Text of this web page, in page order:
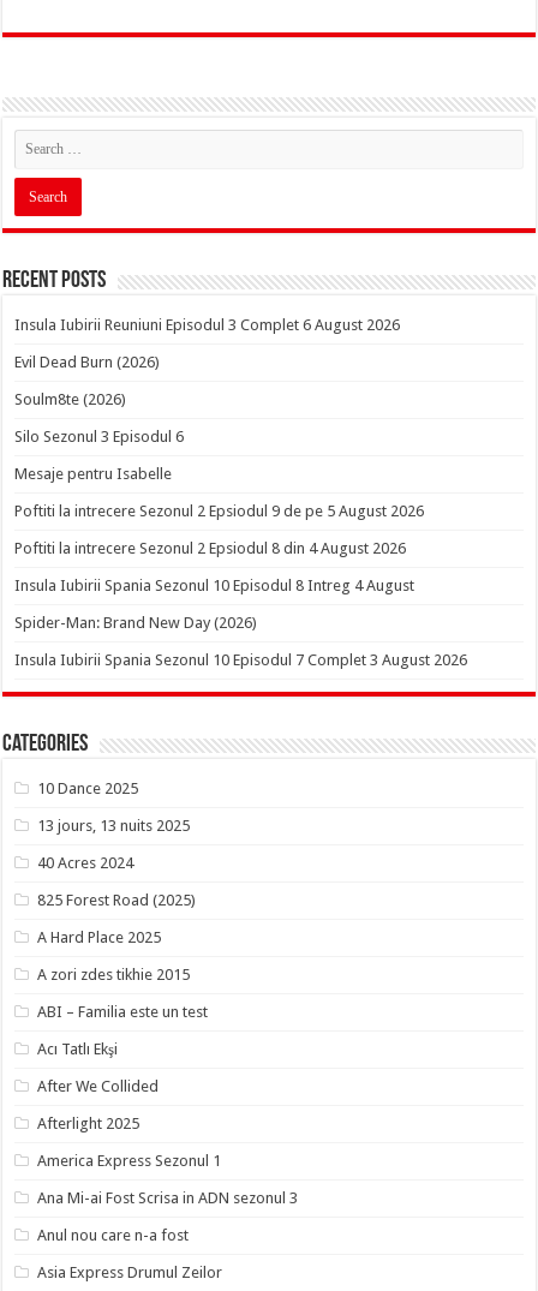
Recent Posts
Insula Iubirii Reuniuni Episodul 3 Complet 6 August 2026
Evil Dead Burn (2026)
Soulm8te (2026)
Silo Sezonul 3 Episodul 6
Mesaje pentru Isabelle
Poftiti la intrecere Sezonul 2 Epsiodul 9 de pe 5 August 2026
Poftiti la intrecere Sezonul 2 Epsiodul 8 din 4 August 2026
Insula Iubirii Spania Sezonul 10 Episodul 8 Intreg 4 August
Spider-Man: Brand New Day (2026)
Insula Iubirii Spania Sezonul 10 Episodul 7 Complet 3 August 2026
Categories
10 Dance 2025
13 jours, 13 nuits 2025
40 Acres 2024
825 Forest Road (2025)
A Hard Place 2025
A zori zdes tikhie 2015
ABI – Familia este un test
Acı Tatlı Ekşi
After We Collided
Afterlight 2025
America Express Sezonul 1
Ana Mi-ai Fost Scrisa in ADN sezonul 3
Anul nou care n-a fost
Asia Express Drumul Zeilor